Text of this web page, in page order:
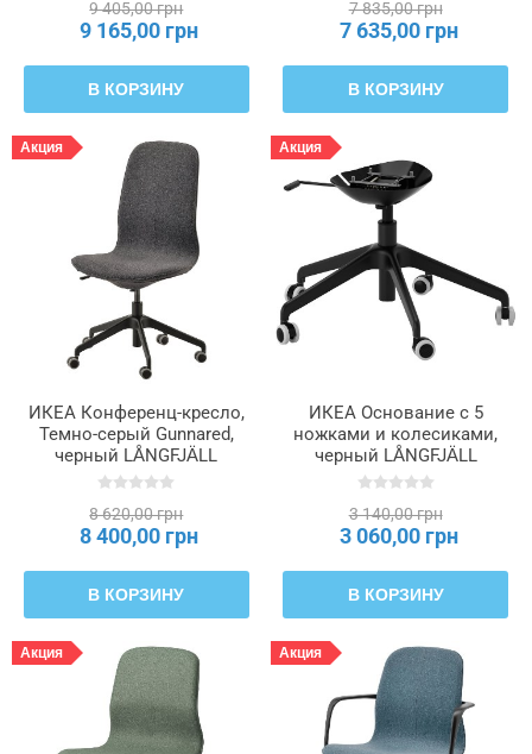
9 405,00 грн
9 165,00 грн
В КОРЗИНУ
7 835,00 грн
7 635,00 грн
В КОРЗИНУ
Акция
ИКЕА Конференц-кресло,
Темно-серый Gunnared,
черный LÅNGFJÄLL
ЛОНГФЬЕЛЛЬ, 791.776.42
8 620,00 грн
8 400,00 грн
В КОРЗИНУ
Акция
ИКЕА Основание с 5
ножками и колесиками,
черный LÅNGFJÄLL
ЛОНГФЬЕЛЛЬ, 803.204.94
3 140,00 грн
3 060,00 грн
В КОРЗИНУ
Акция Акция